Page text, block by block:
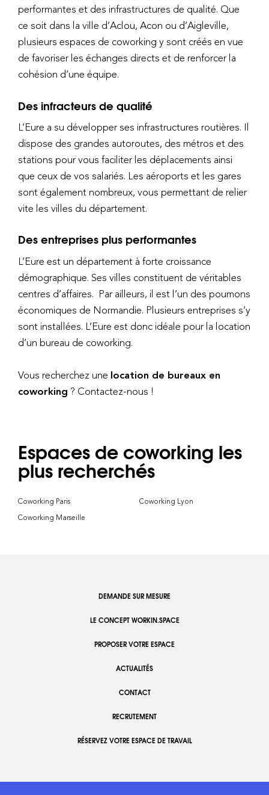
performantes et des infrastructures de qualité. Que
ce soit dans la ville d’Aclou, Acon ou d’Aigleville,
plusieurs espaces de coworking y sont créés en vue
de favoriser les échanges directs et de renforcer la
cohésion d’une équipe.
Des infracteurs de qualité
L’Eure a su développer ses infrastructures routières. Il
dispose des grandes autoroutes, des métros et des
stations pour vous faciliter les déplacements ainsi
que ceux de vos salariés. Les aéroports et les gares
sont également nombreux, vous permettant de relier
vite les villes du département.
Des entreprises plus performantes
L’Eure est un département à forte croissance
démographique. Ses villes constituent de véritables
centres d’affaires. Par ailleurs, il est l’un des poumons
économiques de Normandie. Plusieurs entreprises s’y
sont installées. L’Eure est donc idéale pour la location
d’un bureau de coworking.
Vous recherchez une location de bureaux en
coworking ? Contactez-nous !
Espaces de coworking les
plus recherchés
Coworking Paris
Coworking Lyon
Coworking Marseille
DEMANDE SUR MESURE
LE CONCEPT WORKIN.SPACE
PROPOSER VOTRE ESPACE
ACTUALITÉS
CONTACT
RECRUTEMENT
RÉSERVEZ VOTRE ESPACE DE TRAVAIL